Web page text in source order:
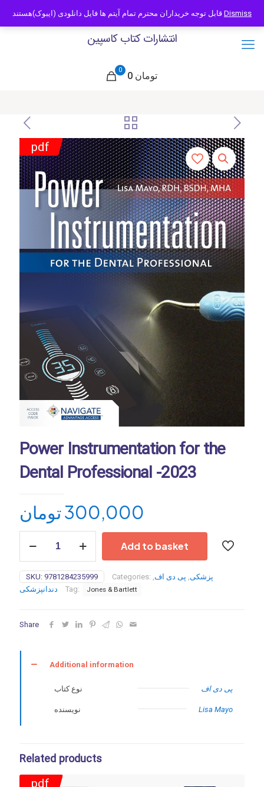
09121466294 info@caspianbook.com
انتشارات کتاب کاسپین
0
0 تومان
pdf
Power Instrumentation for the
Dental Professional -2023
300,000تومان
Instrumentation
the
Dental
Professional
Add to basket
SKU: 9781284235999 Categories: پزشکی پی دی اف
دندانپزشکی
Tag: Jones & Bartlett
Share
Additional information
نوع کتاب پی دی اف
نویسنده Lisa Mayo
Related products
pdf
Dismiss